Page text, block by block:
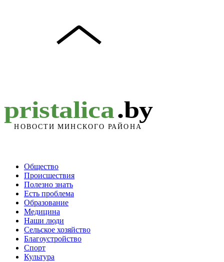
Общество
Происшествия
Полезно знать
Есть проблема
Образование
Медицина
Наши люди
Сельское хозяйство
Благоустройство
Спорт
Культура